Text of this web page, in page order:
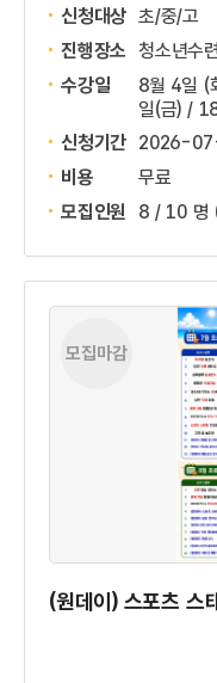
신청대상 초/중/고
진행장소 청소년수
수강일
8월 4일 (
일(금) /
신청기간 2026-
비용
무료
모집인원
8 / 10 명
모집마감
(원데이) 스포츠 스